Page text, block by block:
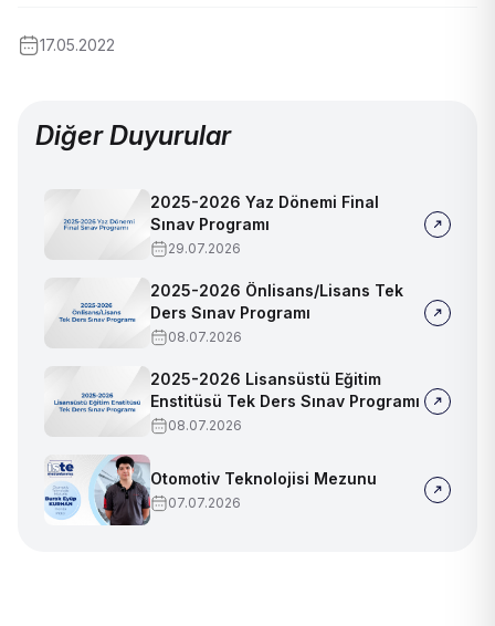
17.05.2022
Diğer Duyurular
2025-2026 Yaz Dönemi Final
Sınav Programı
29.07.2026
2025-2026 Önlisans/Lisans Tek
Ders Sınav Programı
08.07.2026
2025-2026 Lisansüstü Eğitim
Enstitüsü Tek Ders Sınav Programı
08.07.2026
Otomotiv Teknolojisi Mezunu
07.07.2026